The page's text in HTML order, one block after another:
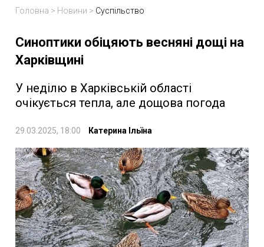
Головна > Новини > Суспільство
Синоптики обіцяють весняні дощі на
Харківщині
У неділю в Харківській області
очікується тепла, але дощова погода
29.03.2025, 18:00 Катерина Ільїна